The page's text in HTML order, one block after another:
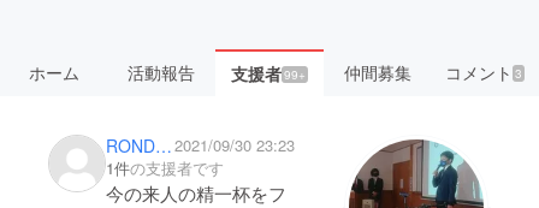
ホーム 活動報告 支援者99+ 仲間募集 コメント3
ROND_CX_Fujisawa2021/09/30 23:23
1件の支援者です
今の来人の精一杯をフ